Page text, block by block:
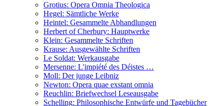
Grotius: Opera Omnia Theologica
Hegel: Sämtliche Werke
Heintel: Gesammelte Abhandlungen
Herbert of Cherbury: Hauptwerke
Klein: Gesammelte Schriften
Krause: Ausgewählte Schriften
Le Soldat: Werkausgabe
Mersenne: L'impiété des Déistes …
Moll: Der junge Leibniz
Newton: Opera quae exstant omnia
Reuchlin: Briefwechsel Leseausgabe
Schelling: Philosophische Entwürfe und Tagebücher